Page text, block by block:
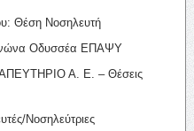
Θέση Νοσηλευτή
Οδυσσέα ΕΠΑΨΥ
Α. Ε. – Θέσεις
Νοσηλεύτριες